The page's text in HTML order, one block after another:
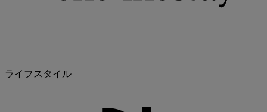
ライフスタイル